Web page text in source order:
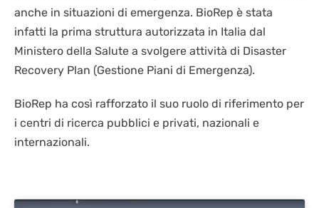
anche in situazioni di emergenza. BioRep è stata
infatti la prima struttura autorizzata in Italia dal
Ministero della Salute a svolgere attività di Disaster
Recovery Plan (Gestione Piani di Emergenza).
BioRep ha così rafforzato il suo ruolo di riferimento per
i centri di ricerca pubblici e privati, nazionali e
internazionali.